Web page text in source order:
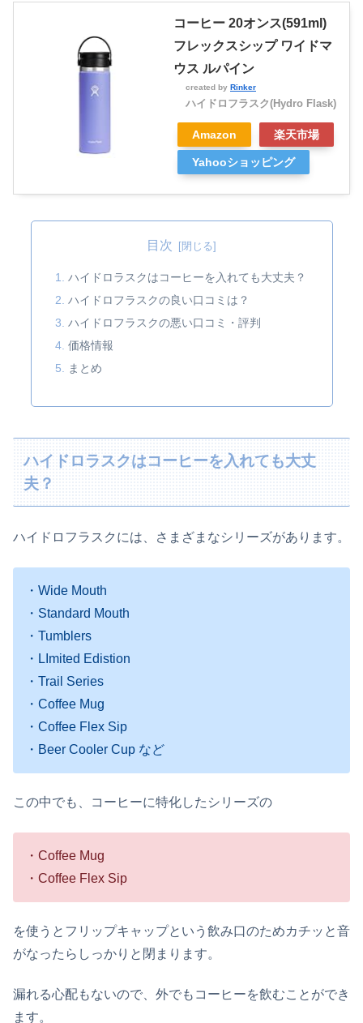
コーヒー 20オンス(591ml)
フレックスシップ ワイドマ
ウス ルパイン
created by Rinker
ハイドロフラスク(Hydro Flask)
Amazon 楽天市場
Yahooショッピング
目次
ハイドロラスクはコーヒーを入れても大丈夫？
ハイドロフラスクの良い口コミは？
ハイドロフラスクの悪い口コミ・評判
価格情報
まとめ
ハイドロラスクはコーヒーを入れても大丈
夫？
ハイドロフラスクには、さまざまなシリーズがあります。
・Wide Mouth
・Standard Mouth
・Tumblers
・LImited Edistion
・Trail Series
・Coffee Mug
・Coffee Flex Sip
・Beer Cooler Cup など
この中でも、コーヒーに特化したシリーズの
・Coffee Mug
・Coffee Flex Sip
を使うとフリップキャップという飲み口のためカチッと音
がなったらしっかりと閉まります。
漏れる心配もないので、外でもコーヒーを飲むことができ
ます。